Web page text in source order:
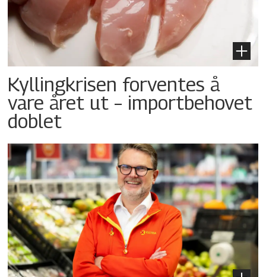
Kyllingkrisen forventes å
vare året ut – importbehovet
doblet